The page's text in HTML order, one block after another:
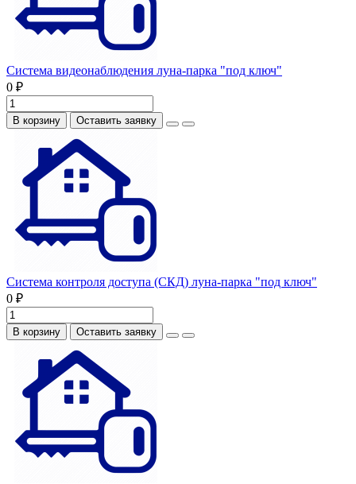
Система видеонаблюдения луна-парка "под ключ"
0 ₽
В корзину Оставить заявку
Система контроля доступа (СКД) луна-парка "под ключ"
0 ₽
В корзину Оставить заявку